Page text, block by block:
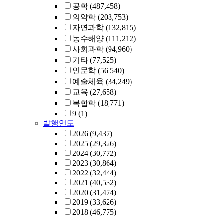
공학 (487,458)
의약학 (208,753)
자연과학 (132,815)
농수해양 (111,212)
사회과학 (94,960)
기타 (77,525)
인문학 (56,540)
예술체육 (34,249)
교육 (27,658)
복합학 (18,771)
9 (1)
발행연도
2026 (9,437)
2025 (29,326)
2024 (30,772)
2023 (30,864)
2022 (32,444)
2021 (40,532)
2020 (31,474)
2019 (33,626)
2018 (46,775)